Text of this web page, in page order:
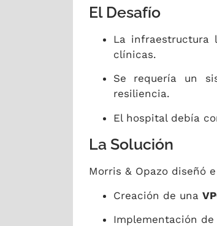
El Desafío
La infraestructura
clínicas.
Se requería un
resiliencia.
El hospital debía
La Solución
Morris & Opazo diseñó
Creación de una
Implementación de